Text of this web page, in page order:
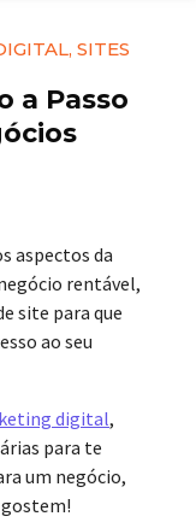
, SITES
a Passo
aspectos da
rentável,
site para que
ao seu
digital,
para te
um negócio,